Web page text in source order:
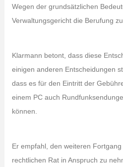
Wegen der grundsätzlichen
Verwaltungsgericht die Berufung
Klarmann betont, dass diese
einigen anderen Entscheidungen
dass es für den Eintritt der
einem PC auch
können.
Er empfahl, den weiteren
rechtlichen Rat in Anspruch zu